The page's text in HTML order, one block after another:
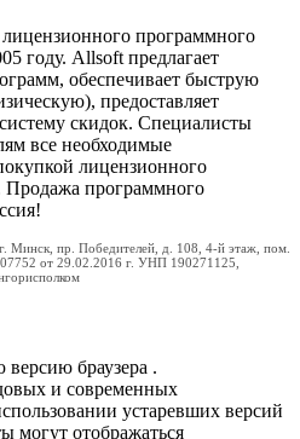
программного
году. Allsoft предлагает
обеспечивает быструю
предоставляет
скидок. Специалисты
все необходимые
лицензионного
Продажа программного
пр. Победителей, д. 108, 4-й этаж, пом.
от 29.02.2016 г. УНП 190271125,
браузера .
и современных
устаревших версий
могут отображаться